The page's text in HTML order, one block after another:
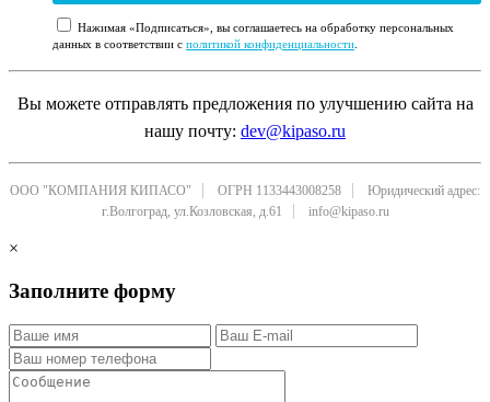
Нажимая «Подписаться», вы соглашаетесь на обработку персональных
данных в соответствии с политикой конфиденциальности
Вы можете отправлять предложения по улучшению сайта на
нашу почту: dev@kipaso.ru
ООО "КОМПАНИЯ КИПАСО" ОГРН 1133443008258
Юридический адрес:
г.Волгоград, ул.Козловская, д.61
info@kipaso.ru
×
Заполните форму